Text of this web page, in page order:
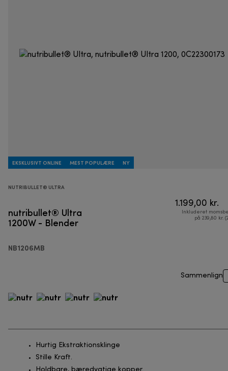
EKSKLUSIVT ONLINE MEST POPULÆRE NY
NUTRIBULLET® ULTRA
nutribullet® Ultra
1200W - Blender
NB1206MB
1.199,00 kr.
Inkluderet
på 239,80 kr.
Sammenlign
Hurtig Ekstraktionsklinge
Stille Kraft.